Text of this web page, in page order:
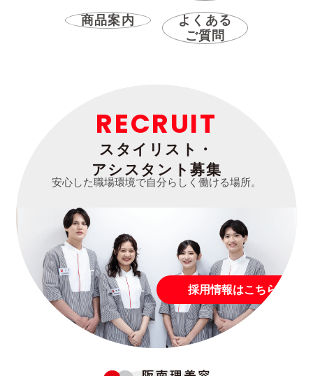
商品案内
よくある
ご質問
RECRUIT
スタイリスト・
アシスタント募集
安心した職場環境で自分らしく働ける場所。
採用情報はこちら